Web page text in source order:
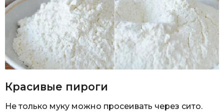
Красивые пироги
Не только муку можно просеивать через сито.